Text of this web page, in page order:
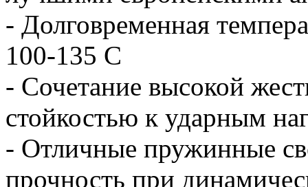
- Долговременная
100-135 С
- Сочетание высокой
стойкостью к ударным
- Отличные пружинные
прочность при